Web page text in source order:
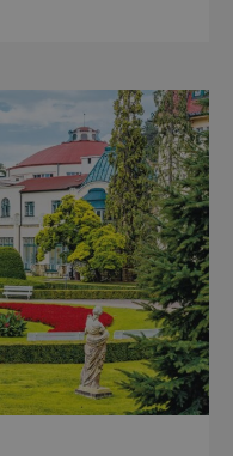
dobrodružství i
na prohlídku